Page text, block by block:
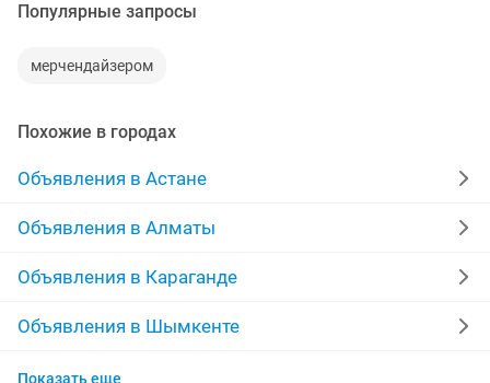
Популярные запросы
мерчендайзером
Похожие в городах
Объявления в Астане
Объявления в Алматы
Объявления в Караганде
Объявления в Шымкенте
Объявления в Усть-Каменогорске
Показать еще